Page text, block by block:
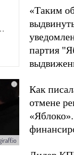
«Таким
партия
Как
отмене